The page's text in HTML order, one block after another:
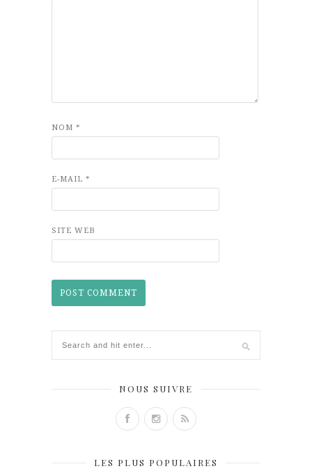
NOM *
E-MAIL *
SITE WEB
NOUS SUIVRE
LES PLUS POPULAIRES